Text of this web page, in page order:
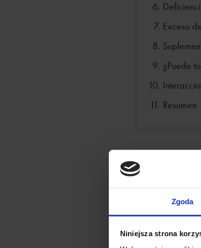
Zgoda
Niniejsza strona
Exceso
¿Puede
Resumen